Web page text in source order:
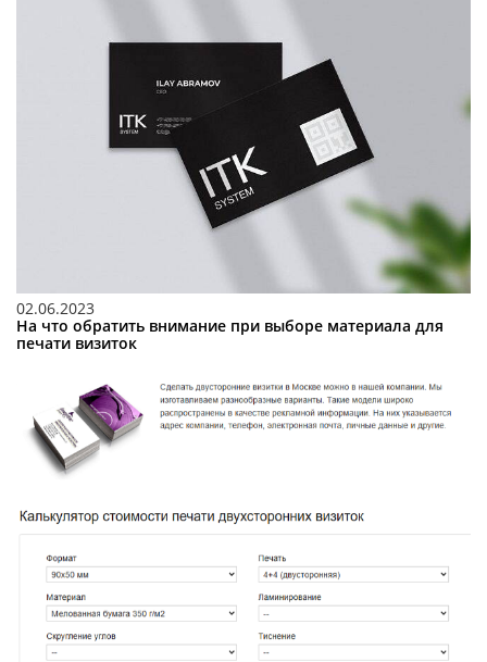
02.06.2023
На что обратить внимание при выборе материала для
печати визиток